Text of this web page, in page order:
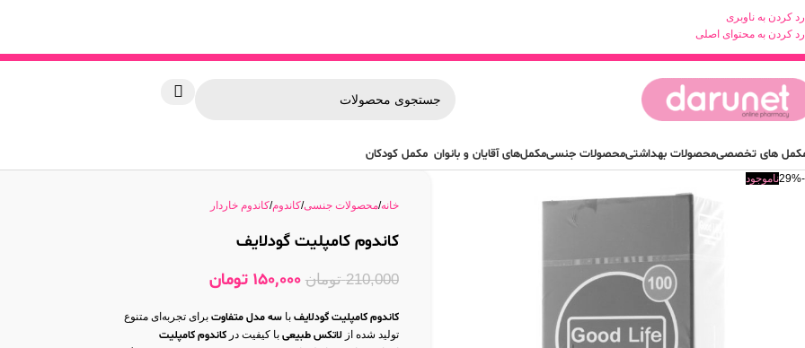
رد کردن به ناوبری
رد کردن به محتوای اصلی
های تخصصیمحصولات بهداشتیمحصولات جنسیمکمل‌های آقایان و بانوان مکمل کودکان
-29% ناموجود
خانه محصولات جنسی کاندوم کاندوم خاردار
کاندوم کامپلیت گودلایف
210,000 تومان 150,000 تومان
کاندوم کامپلیت گودلایف باسه مدل متفاوتبرای تجربه‌ای متنوع
تولید شده ازلاتکس طبیعیبا کیفیت در کاندوم کامپلیت